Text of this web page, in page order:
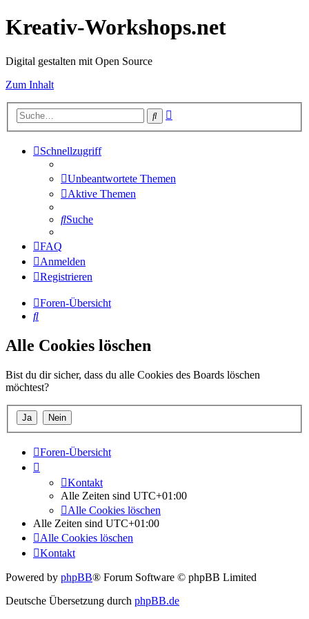
Kreativ-Workshops.net
Digital gestalten mit Open Source
Zum Inhalt
Suche
Schnellzugriff
Unbeantwortete Themen
Aktive Themen
Suche
FAQ
Anmelden
Registrieren
Foren-Übersicht
Suche
Alle Cookies löschen
Bist du dir sicher, dass du alle Cookies des Boards löschen
möchtest?
Foren-Übersicht
Kontakt
Alle Zeiten sind UTC+01:00
Alle Cookies löschen
Alle Zeiten sind UTC+01:00
Alle Cookies löschen
Kontakt
Powered by phpBB® Forum Software © phpBB Limited
Deutsche Übersetzung durch phpBB.de